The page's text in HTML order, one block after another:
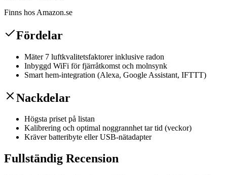
Finns hos Amazon.se
Fördelar
Mäter 7 luftkvalitetsfaktorer inklusive radon
Inbyggd WiFi för fjärråtkomst och molnsynk
Smart hem-integration (Alexa, Google Assistant, IFTTT)
Nackdelar
Högsta priset på listan
Kalibrering och optimal noggrannhet tar tid (veckor)
Kräver batteribyte eller USB-nätadapter
Fullständig Recension